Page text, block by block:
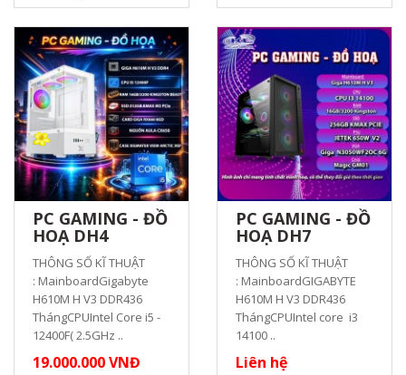
PC GAMING - ĐỒ
HOẠ DH4
THÔNG SỐ KĨ THUẬT
: MainboardGigabyte
H610M H V3 DDR436
ThángCPUIntel Core i5 -
12400F( 2.5GHz ..
19.000.000 VNĐ
PC GAMING - ĐỒ
HOẠ DH7
THÔNG SỐ KĨ THUẬT
: MainboardGIGABYTE
H610M H V3 DDR436
ThángCPUIntel core i3
14100 ..
Liên hệ